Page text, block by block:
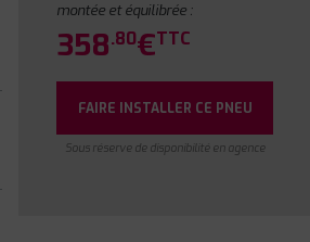
montée et équilibrée :
358.80€TTC
FAIRE INSTALLER CE PNEU
Sous réserve de disponibilité en agence